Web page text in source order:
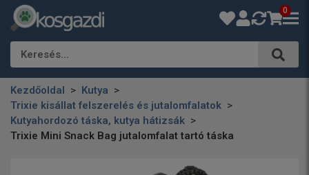
0
Keresés…
Kezdőoldal
Kutya
Trixie kisállat felszerelés és jutalomfalatok
Kutyahordozó táska, kutya hátizsák
Trixie Mini Snack Bag jutalomfalat tartó táska